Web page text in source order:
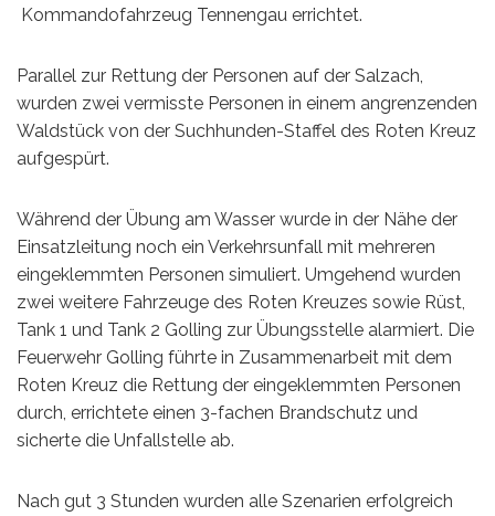
Kommandofahrzeug Tennengau errichtet.
Parallel zur Rettung der Personen auf der Salzach,
wurden zwei vermisste Personen in einem angrenzenden
Waldstück von der Suchhunden-Staffel des Roten Kreuz
aufgespürt.
Während der Übung am Wasser wurde in der Nähe der
Einsatzleitung noch ein Verkehrsunfall mit mehreren
eingeklemmten Personen simuliert. Umgehend wurden
zwei weitere Fahrzeuge des Roten Kreuzes sowie Rüst,
Tank 1 und Tank 2 Golling zur Übungsstelle alarmiert. Die
Feuerwehr Golling führte in Zusammenarbeit mit dem
Roten Kreuz die Rettung der eingeklemmten Personen
durch, errichtete einen 3-fachen Brandschutz und
sicherte die Unfallstelle ab.
Nach gut 3 Stunden wurden alle Szenarien erfolgreich